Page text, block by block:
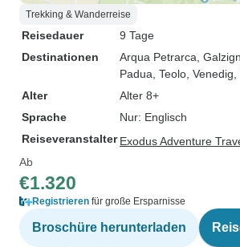
Trekking & Wanderreise
Reisedauer
9 Tage
Destinationen
Arqua Petrarca ,
Padua , Teolo , Venedig
Alter
Alter 8+
Sprache
Nur: Englisch
Reiseveranstalter Exodus Adventure
Ab
€1.320
Registrieren für große Ersparnisse
Broschüre herunterladen